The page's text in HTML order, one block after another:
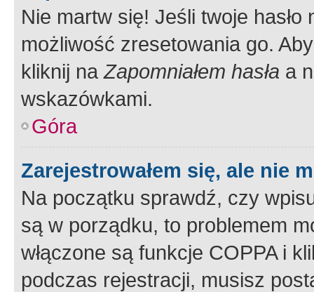
Nie martw się! Jeśli twoje
możliwość zresetowania go.
kliknij naZapomniałem hasła a
wskazówkami.
Góra
Zarejestrowałem się, ale nie
Na początku sprawdź, czy
są w porządku, to problemem
włączone są funkcje COPPA i
podczas rejestracji, musisz